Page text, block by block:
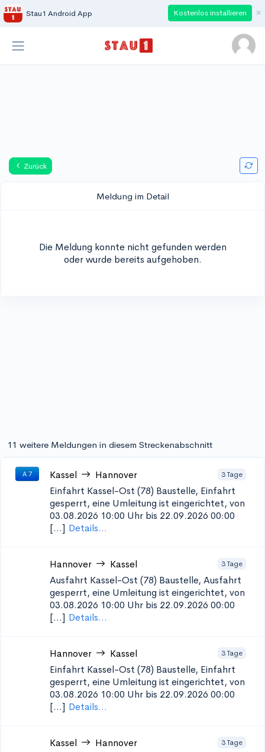
Stau1 Android App Kostenlos installieren ×
Zurück
Meldung im Detail
Die Meldung konnte nicht gefunden werden
oder wurde bereits aufgehoben.
11 weitere Meldungen in diesem Streckenabschnitt
A 7 Kassel Hannover 3 Tage
Einfahrt Kassel-Ost (78) Baustelle, Einfahrt
gesperrt, eine Umleitung ist eingerichtet, von
03.08.2026 10:00 Uhr bis 22.09.2026 00:00
[...] Details...
Hannover Kassel 3 Tage
Ausfahrt Kassel-Ost (78) Baustelle, Ausfahrt
gesperrt, eine Umleitung ist eingerichtet, von
03.08.2026 10:00 Uhr bis 22.09.2026 00:00
[...] Details...
Hannover Kassel 3 Tage
Einfahrt Kassel-Ost (78) Baustelle, Einfahrt
gesperrt, eine Umleitung ist eingerichtet, von
03.08.2026 10:00 Uhr bis 22.09.2026 00:00
[...] Details...
Kassel Hannover 3 Tage